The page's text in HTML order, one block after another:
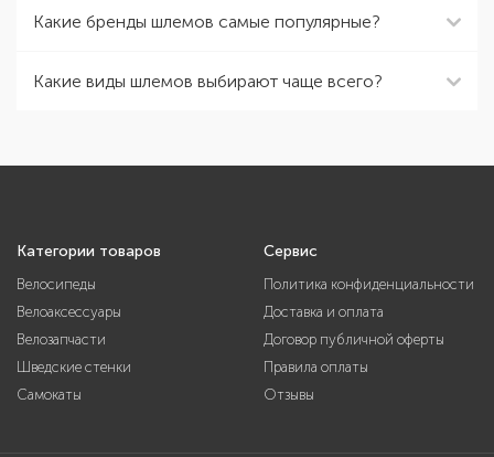
Какие бренды шлемов самые популярные?
Какие виды шлемов выбирают чаще всего?
Категории товаров
Велосипеды
Велоаксессуары
Велозапчасти
Шведские стенки
Самокаты
Сервис
Политика конфиденциальности
Доставка и оплата
Договор публичной оферты
Правила оплаты
Отзывы